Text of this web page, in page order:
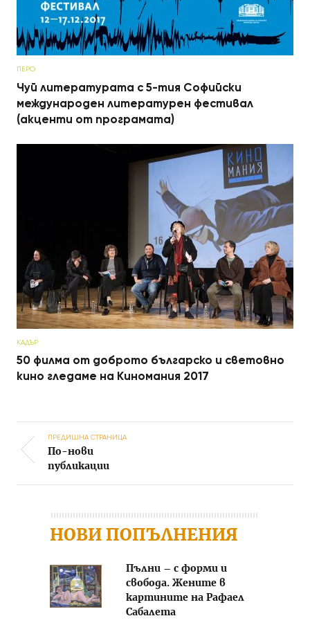
ПЕРО
Чуй литературата с 5-тия Софийски
международен литературен фестивал
(акценти от програмата)
КАДЪР
50 филма от доброто българско и световно
кино гледаме на Киномания 2017
Post navigation
ПРЕДИШНА СТРАНИЦА
По-нови
публикации
НОВИ ПОПЪЛНЕНИЯ
Пълни – с форми и
свобода. Жените в
картините на Рафаел
Сабалета